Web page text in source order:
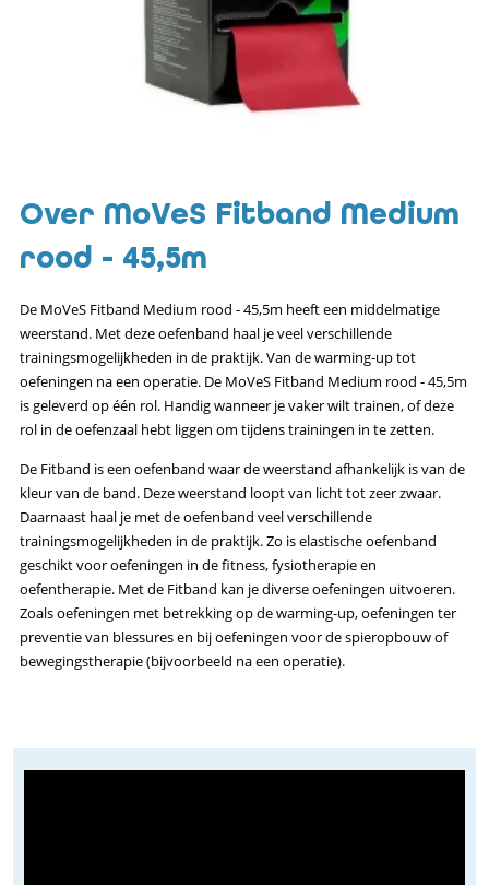
Over MoVeS Fitband Medium
rood - 45,5m
De MoVeS Fitband Medium rood - 45,5m heeft een middelmatige
weerstand. Met deze oefenband haal je veel verschillende
trainingsmogelijkheden in de praktijk. Van de warming-up tot
oefeningen na een operatie. De MoVeS Fitband Medium rood - 45,5m
is geleverd op één rol. Handig wanneer je vaker wilt trainen, of deze
rol in de oefenzaal hebt liggen om tijdens trainingen in te zetten.
De Fitband is een oefenband waar de weerstand afhankelijk is van de
kleur van de band. Deze weerstand loopt van licht tot zeer zwaar.
Daarnaast haal je met de oefenband veel verschillende
trainingsmogelijkheden in de praktijk. Zo is elastische oefenband
geschikt voor oefeningen in de fitness, fysiotherapie en
oefentherapie. Met de Fitband kan je diverse oefeningen uitvoeren.
Zoals oefeningen met betrekking op de warming-up, oefeningen ter
preventie van blessures en bij oefeningen voor de spieropbouw of
bewegingstherapie (bijvoorbeeld na een operatie).